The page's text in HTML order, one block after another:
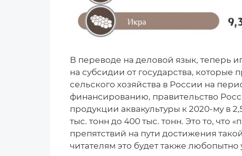
В переводе на деловой язык, теперь
на субсидии от государства,
сельского хозяйства в России на
финансированию, правительство
продукции аквакультуры к 2020-му в
тыс. тонн до 400 тыс. тонн. Это то, что
препятствий на пути достижения
читателям это будет также любопытно